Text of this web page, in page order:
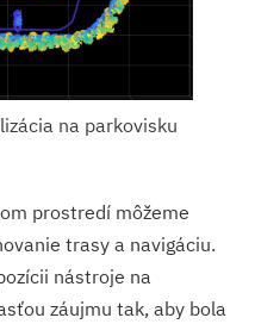
na parkovisku
prostredí môžeme
trasy a navigáciu.
nástroje na
záujmu tak, aby bola